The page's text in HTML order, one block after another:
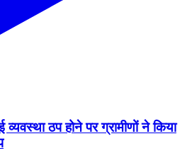
ठप होने पर ग्रामीणों ने किया